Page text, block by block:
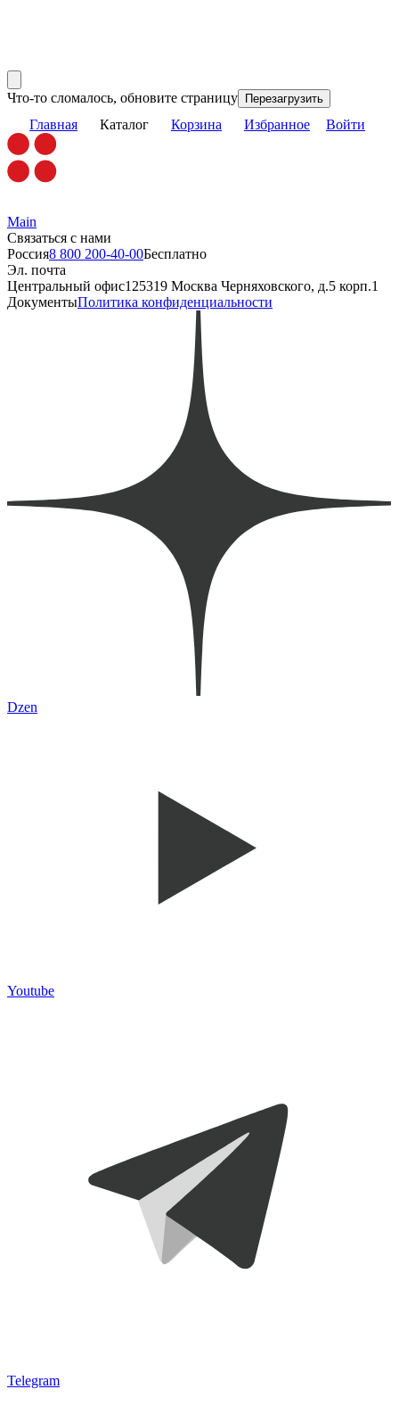
Что-то сломалось, обновите страницу Перезагрузить
Главная Каталог Корзина Избранное Войти
Main
Связаться с нами
Россия8 800 200-40-00Бесплатно
Эл. почта
Центральный офис125319 Москва Черняховского, д.5 корп.1
ДокументыПолитика конфиденциальности
Dzen
Youtube
Telegram